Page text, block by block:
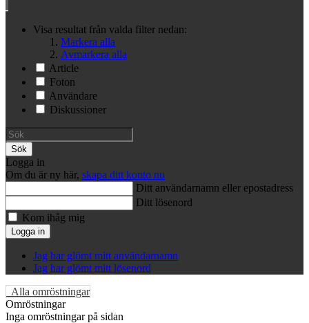
Visa resultat från valda filter nedan:
Markera alla
Avmarkera alla
Article
Foton
Användare
Diskussioner
Sök
Logga in
Om du är ny här, skapa ditt konto nu
Ditt användarnamn eller epostadress
Ditt lösenord
Kom ihåg mig
Logga in
Jag har glömt mitt användarnamn
Jag har glömt mitt lösenord
Alla omröstningar
Omröstningar
Inga omröstningar på sidan